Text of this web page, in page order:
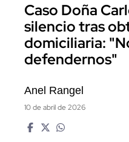
Caso Doña
silencio tras
domiciliaria:
defendernos"
Anel Rangel
10 de abril de 2026